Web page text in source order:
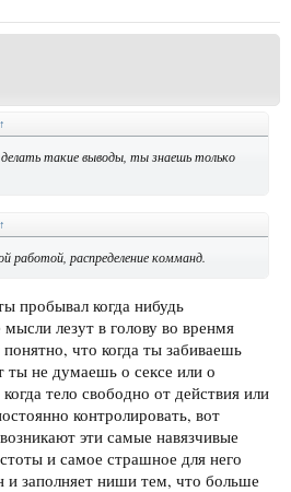
↑
такие выводы, ты знаешь только
↑
работой, распределение комманд.
пробывал когда нибудь
лезут в голову во вренмя
что когда ты забиваешь
ты не думаешь о сексе или о
тело свободно от действия или
контролировать, вот
эти самые навязчивые
и самое страшное для него
и заполняет ниши тем, что больше